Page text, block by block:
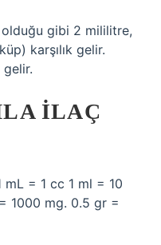
olduğu gibi 2 mililitre,
karşılık gelir.
gelir.
ILAÇ
= 1 cc 1 ml = 10
1000 mg. 0.5 gr =